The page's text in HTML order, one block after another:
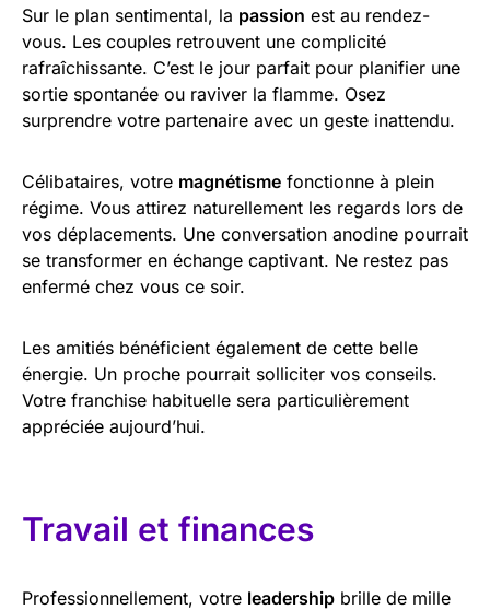
Sur le plan sentimental, la passion est au rendez-
vous. Les couples retrouvent une complicité
rafraîchissante. C’est le jour parfait pour planifier une
sortie spontanée ou raviver la flamme. Osez
surprendre votre partenaire avec un geste inattendu.
Célibataires, votre magnétisme fonctionne à plein
régime. Vous attirez naturellement les regards lors de
vos déplacements. Une conversation anodine pourrait
se transformer en échange captivant. Ne restez pas
enfermé chez vous ce soir.
Les amitiés bénéficient également de cette belle
énergie. Un proche pourrait solliciter vos conseils.
Votre franchise habituelle sera particulièrement
appréciée aujourd’hui.
Travail et finances
Professionnellement, votre leadership brille de mille